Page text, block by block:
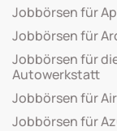
Jobbörsen für
Jobbörsen für
Jobbörsen für
Autowerkstatt
Jobbörsen für
Jobbörsen für